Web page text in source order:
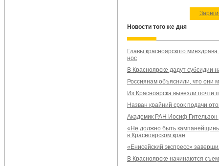
Новости того же дня
Главы красноярского
нос
В Красноярске дадут субсидии
Россиянам объяснили, что они
Из Красноярска вывезли почти
Назван крайний срок подачи
Академик РАН Иосиф Гительзон
«Не должно быть
в Красноярском крае
«Енисейский экспресс»
В Красноярске начинаются